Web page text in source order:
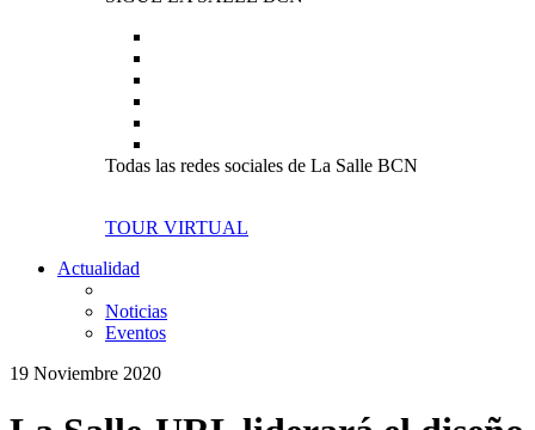
Todas las redes sociales de La Salle BCN
TOUR VIRTUAL
Actualidad
Noticias
Eventos
19 Noviembre 2020